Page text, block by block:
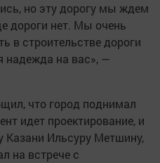
но эту дорогу мы ждем
дороги нет. Мы очень
в строительстве дороги
надежда на вас», —
что город поднимал
идет проектирование, и
Казани Ильсуру Метшину,
на встрече с